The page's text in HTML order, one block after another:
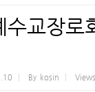
수교장로
By kosin Views